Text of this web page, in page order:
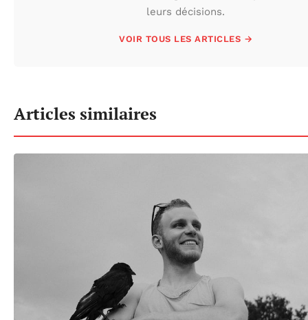
leurs décisions.
VOIR TOUS LES ARTICLES →
Articles similaires